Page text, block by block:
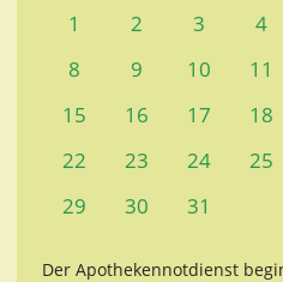
1 2 3 4
8
9 10 11
15
16 17 18
22
23 24 25
29
30 31
Der Apothekennotdienst